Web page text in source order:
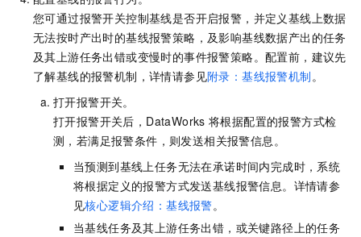
您可通过报警开关控制基线是否开启报警，并定义基线上数据
无法按时产出时的基线报警策略，及影响基线数据产出的任务
及其上游任务出错或变慢时的事件报警策略。配置前，建议先
了解基线的报警机制，详情请参见附录：基线报警机制。
打开报警开关。
打开报警开关后，DataWorks 将根据配置的报警方式检
测，若满足报警条件，则发送相关报警信息。
当预测到基线上任务无法在承诺时间内完成时，系统
将根据定义的报警方式发送基线报警信息。详情请参
见核心逻辑介绍：基线报警。
当基线任务及其上游任务出错，或关键路径上的任务